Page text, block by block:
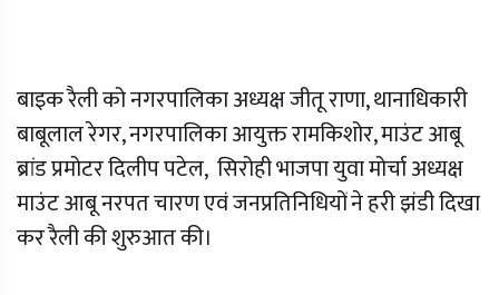
बाइक रैली को नगरपालिका अध्यक्ष जीतू राणा, थानाधिकारी
बाबूलाल रेगर, नगरपालिका आयुक्त रामकिशोर, माउंट आबू
ब्रांड प्रमोटर दिलीप पटेल, सिरोही भाजपा युवा मोर्चा अध्यक्ष
माउंट आबू नरपत चारण एवं जनप्रतिनिधियों ने हरी झंडी दिखा
कर रैली की शुरुआत की।